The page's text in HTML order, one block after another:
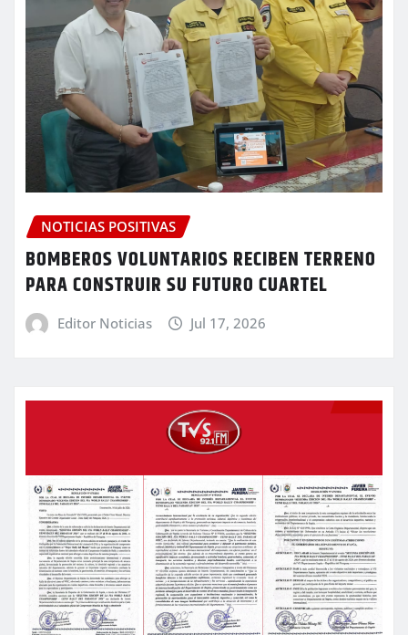
NOTICIAS POSITIVAS
BOMBEROS VOLUNTARIOS RECIBEN TERRENO
PARA CONSTRUIR SU FUTURO CUARTEL
Editor Noticias Jul 17, 2026